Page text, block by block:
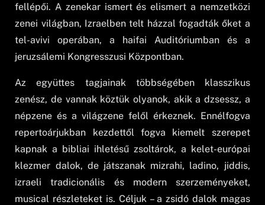
fellépői. A zenekar ismert és elismert a nemzetközi
zenei világban, Izraelben telt házzal fogadták őket a
tel-avivi operában, a haifai Auditóriumban és a
jeruzsálemi Kongresszusi Központban.
Az együttes tagjainak többségében klasszikus
zenész, de vannak köztük olyanok, akik a dzsessz, a
népzene és a világzene felől érkeznek. Ennélfogva
repertoárjukban kezdettől fogva kiemelt szerepet
kapnak a bibliai ihletésű zsoltárok, a kelet-európai
klezmer dalok, de játszanak mizrahi, ladino, jiddis,
izraeli tradicionális és modern szerzeményeket,
musical részleteket is. Céljuk – a zsidó dalok magas